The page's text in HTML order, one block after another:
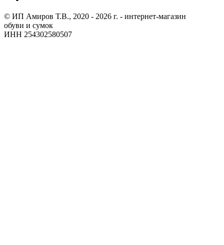
© ИП Амиров Т.В., 2020 - 2026 г. - интернет-магазин
обуви и сумок
ИНН 254302580507